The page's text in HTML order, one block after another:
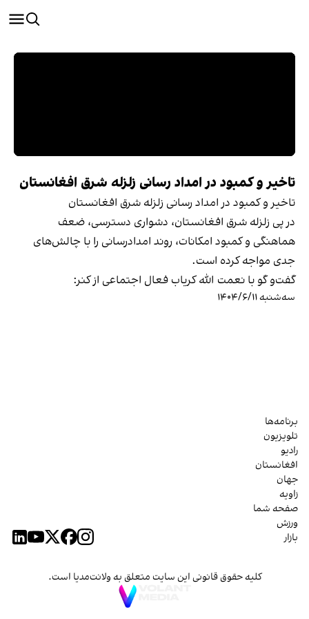
تاخیر و کمبود در امداد رسانی زلزله شرق افغانستان
تاخیر و کمبود در امداد رسانی زلزله شرق افغانستان
در پی زلزله شرق افغانستان، دشواری دسترسی، ضعف
هماهنگی و کمبود امکانات، روند امدادرسانی را با چالش‌های
جدی مواجه کرده است.
گفت‌و گو با نعمت الله کریاب فعال اجتماعی از کنر:
سه‌شنبه ۱۴۰۴/۶/۱۱
برنامه‌ها
تلویزیون
رادیو
افغانستان
جهان
زاویه
صفحه شما
ورزش
بازار
کلیه حقوق قانونی این سایت متعلق به ولانت‌مدیا است.